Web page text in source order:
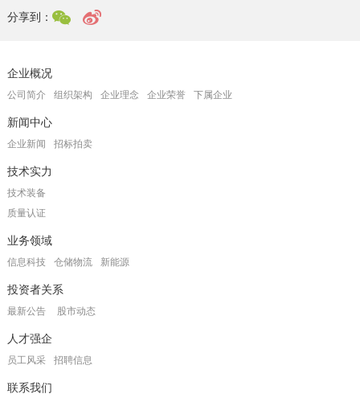
分享到：
企业概况
公司简介 组织架构 企业理念 企业荣誉 下属企业
新闻中心
企业新闻 招标拍卖
技术实力
技术装备
质量认证
业务领域
信息科技 仓储物流 新能源
投资者关系
最新公告 股市动态
人才强企
员工风采 招聘信息
联系我们